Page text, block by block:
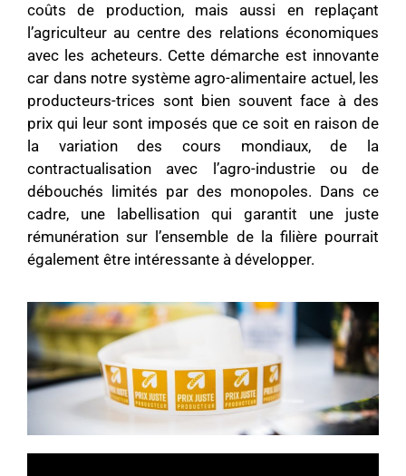
coûts de production, mais aussi en replaçant
l’agriculteur au centre des relations économiques
avec les acheteurs. Cette démarche est innovante
car dans notre système agro-alimentaire actuel, les
producteurs-trices sont bien souvent face à des
prix qui leur sont imposés que ce soit en raison de
la variation des cours mondiaux, de la
contractualisation avec l’agro-industrie ou de
débouchés limités par des monopoles. Dans ce
cadre, une labellisation qui garantit une juste
rémunération sur l’ensemble de la filière pourrait
également être intéressante à développer.